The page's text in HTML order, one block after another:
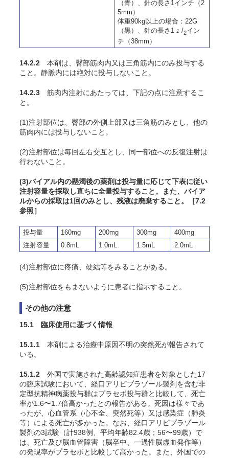
（青）、針の長さ1インチ（2
5mm）
体重90kg以上の場合：22G
（黒）、針の長さ1 1 /2イン
チ（38mm）
14.2.2 本剤は、臀部筋肉内又は三角筋内にのみ投与する
こと。静脈内には絶対に投与しないこと。
14.2.3 筋肉内注射にあたっては、下記の点に注意するこ
と。
(1)注射部位は、臀部の外側上部又は三角筋のみとし、他の
筋肉内には投与しないこと。
(2)注射部位は毎回左右交互とし、同一部位への反復注射は
行わないこと。
(3)バイアル内の懸濁後の薬剤は投与量に応じて下表に従い
注射容量を採取し直ちに全量投与すること。また、バイア
ルからの採取は1回のみとし、残液は廃棄すること。［7.2
参照］
投与量 160mg 200mg 300mg
400mg
注射容量
0.8mL 1.0mL 1.5mL 2.0mL
(4)注射部位に疼痛、硬結等をみることがある。
(5)注射部位をもまないように患者に指示すること。
その他の注意
15.1 臨床使用に基づく情報
15.1.1 本剤による治療中原因不明の突然死が報告されて
いる。
15.1.2 外国で実施された高齢認知症患者を対象とした17
の臨床試験において、経口アリピプラゾール製剤を含む非
定型抗精神病薬投与群はプラセボ投与群と比較して、死亡
率が1.6〜1.7倍高かったとの報告がある。死因は様々であ
ったが、心血管系（心不全、突然死等）又は感染症（肺炎
等）による死亡が多かった。なお、経口アリピプラゾール
製剤の3試験（計938例、平均年齢82.4歳；56〜99歳）で
は、死亡及び脳血管障害（脳卒中、一過性脳虚血発作等）
の発現率がプラセボと比較して高かった。また、外国での